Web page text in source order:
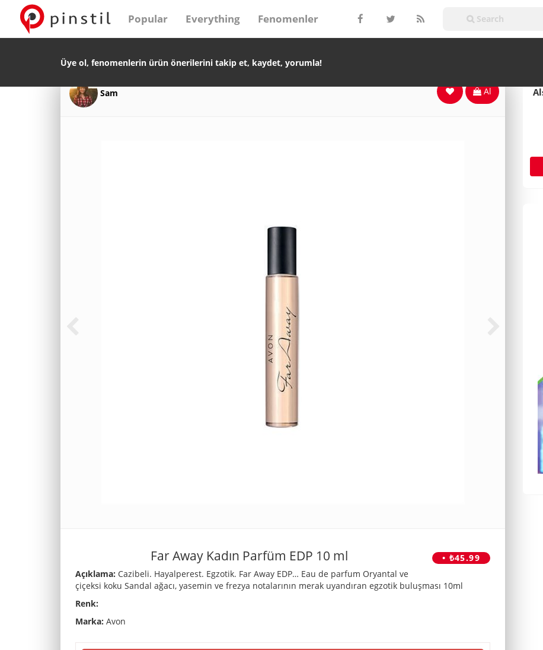
Popular Everything Fenomenler
Üye ol, fenomenlerin ürün önerilerini takip et, kaydet, yorumla!
Sam Al
• ₺45.99
Far Away Kadın Parfüm EDP 10 ml
Açıklama: Cazibeli. Hayalperest. Egzotik. Far Away EDP… Eau de parfum Oryantal ve
çiçeksi koku Sandal ağacı, yasemin ve frezya notalarının merak uyandıran egzotik buluşması 10ml
Renk:
Marka: Avon